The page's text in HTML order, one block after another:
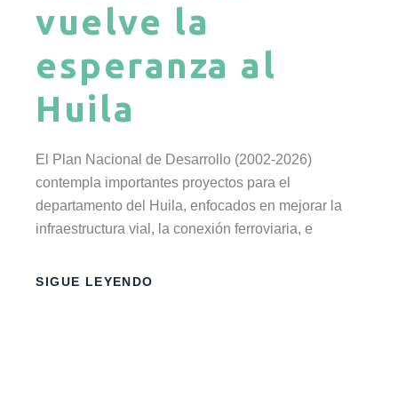
vuelve la
esperanza al
Huila
El Plan Nacional de Desarrollo (2002-2026)
contempla importantes proyectos para el
departamento del Huila, enfocados en mejorar la
infraestructura vial, la conexión ferroviaria, e
SIGUE LEYENDO